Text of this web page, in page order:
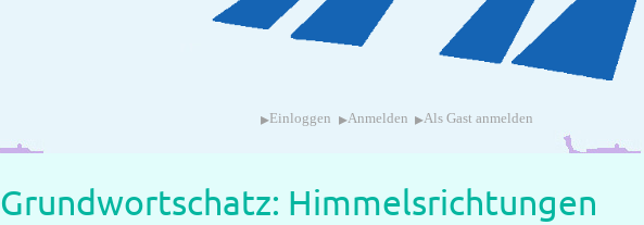
▸ Einloggen ▸Anmelden ▸Als Gast anmelden
Grundwortschatz: Himmelsrichtungen